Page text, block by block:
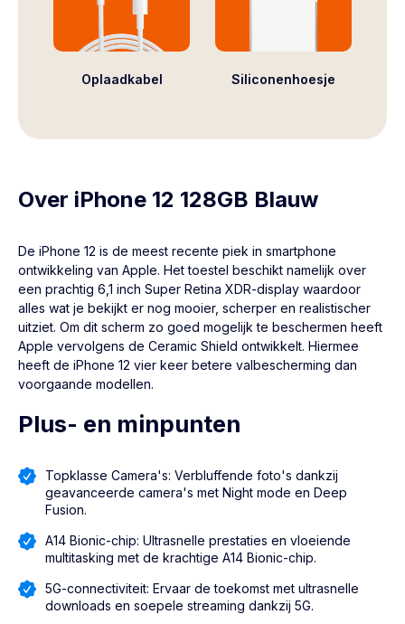
Oplaadkabel Siliconenhoesje
Over iPhone 12 128GB Blauw
De iPhone 12 is de meest recente piek in smartphone
ontwikkeling van Apple. Het toestel beschikt namelijk over
een prachtig 6,1 inch Super Retina XDR-display waardoor
alles wat je bekijkt er nog mooier, scherper en realistischer
uitziet. Om dit scherm zo goed mogelijk te beschermen heeft
Apple vervolgens de Ceramic Shield ontwikkelt. Hiermee
heeft de iPhone 12 vier keer betere valbescherming dan
voorgaande modellen.
Plus- en minpunten
Topklasse Camera's: Verbluffende foto's dankzij
geavanceerde camera's met Night mode en Deep
Fusion.
A14 Bionic-chip: Ultrasnelle prestaties en vloeiende
multitasking met de krachtige A14 Bionic-chip.
5G-connectiviteit: Ervaar de toekomst met ultrasnelle
downloads en soepele streaming dankzij 5G.